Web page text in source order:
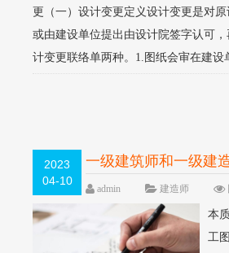
更（一）设计变更定义设计变更是对
或由建设单位提出由设计院签字认可
计变更联络单两种。1.图纸会审在建
2023
04-10
一级建筑师和一级建
admin 建造师
本
工